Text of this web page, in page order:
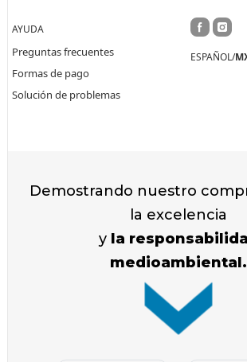
AYUDA
Preguntas frecuentes
Formas de pago
Solución de problemas
ESPAÑOL/
Demostrando nuestro
la excelencia
y la
medioambiental.